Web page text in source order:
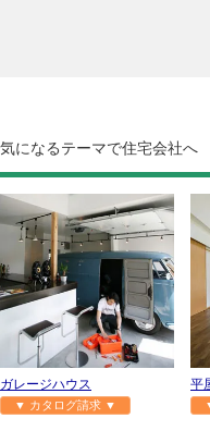
気になるテーマで住宅会社へ
ガレージハウス
▼ カタログ請求 ▼
平